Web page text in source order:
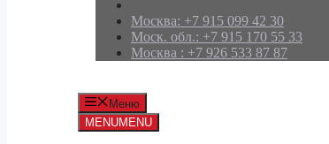
Москва: +7 915 099 42 30
Моск. обл.: +7 915 170 55 33
Москва : +7 926 533 87 87
Меню
MENUMENU